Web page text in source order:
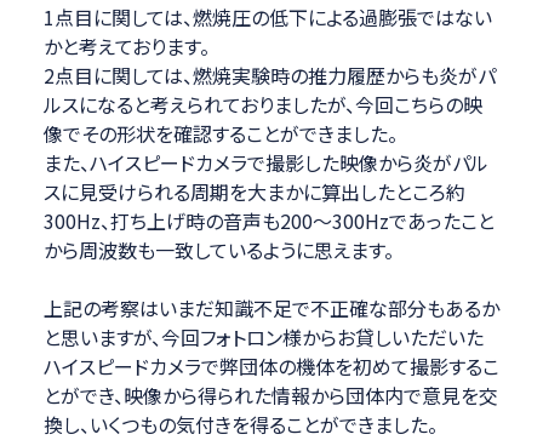
1点目に関しては、燃焼圧の低下による過膨張ではない
かと考えております。
2点目に関しては、燃焼実験時の推力履歴からも炎がパ
ルスになると考えられておりましたが、今回こちらの映
像でその形状を確認することができました。
また、ハイスピードカメラで撮影した映像から炎がパル
スに見受けられる周期を大まかに算出したところ約
300Hz、打ち上げ時の音声も200～300Hzであったこと
から周波数も一致しているように思えます。
上記の考察はいまだ知識不足で不正確な部分もあるか
と思いますが、今回フォトロン様からお貸しいただいた
ハイスピードカメラで弊団体の機体を初めて撮影するこ
とができ、映像から得られた情報から団体内で意見を交
換し、いくつもの気付きを得ることができました。